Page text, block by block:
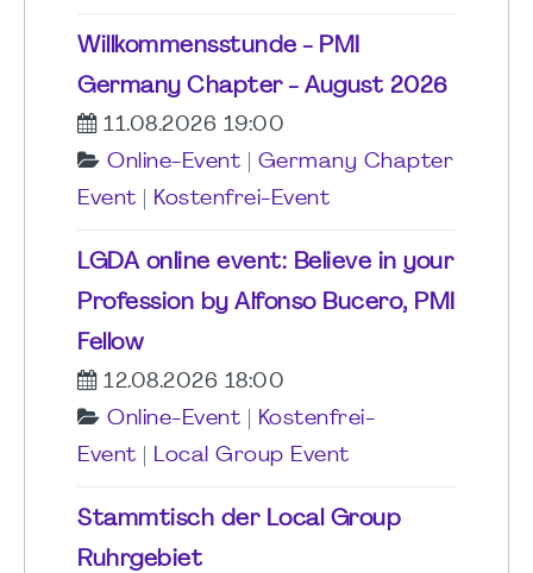
Willkommensstunde - PMI
Germany Chapter - August 2026
11.08.2026 19:00
Online-Event
Germany Chapter
Event
Kostenfrei-Event
LGDA online event: Believe in your
Profession by Alfonso Bucero, PMI
Fellow
12.08.2026 18:00
Online-Event
Kostenfrei-
Event
Local Group Event
Stammtisch der Local Group
Ruhrgebiet